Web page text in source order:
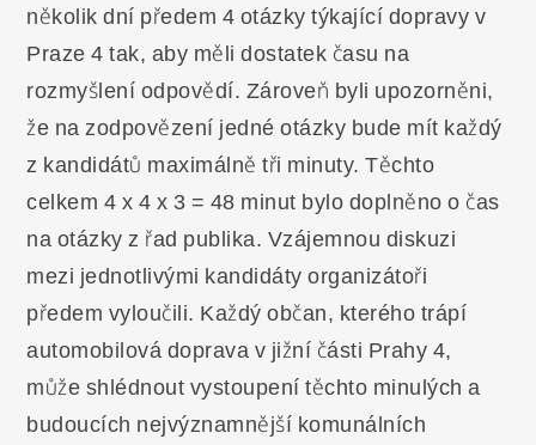
několik dní předem 4 otázky týkající dopravy v
Praze 4 tak, aby měli dostatek času na
rozmyšlení odpovědí. Zároveň byli upozorněni,
že na zodpovězení jedné otázky bude mít každý
z kandidátů maximálně tři minuty. Těchto
celkem 4 x 4 x 3 = 48 minut bylo doplněno o čas
na otázky z řad publika. Vzájemnou diskuzi
mezi jednotlivými kandidáty organizátoři
předem vyloučili. Každý občan, kterého trápí
automobilová doprava v jižní části Prahy 4,
může shlédnout vystoupení těchto minulých a
budoucích nejvýznamnější komunálních